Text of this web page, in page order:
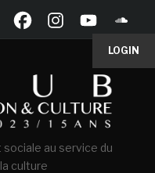
LOGIN
au service du
culture